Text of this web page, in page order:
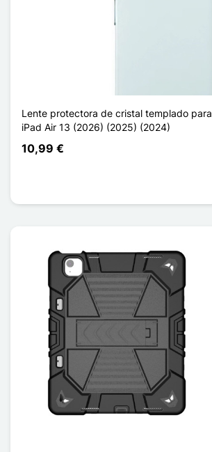
Lente protectora de cristal templado para
iPad Air 13 (2026) (2025) (2024)
10,99 €